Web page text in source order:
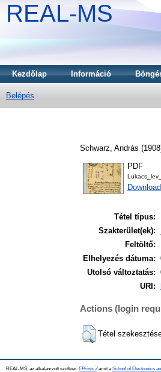
REAL-MS
Kezdőlap Információ
Belépés
Schwarz, András
PDF
Tétel típus:
Szakterület(ek):
Feltöltő:
Elhelyezés dátuma:
Utolsó változtatás:
URI:
Actions (login
Tétel
REAL-MS, az alkalamzott szoftver: EPrints 3amit a School of Electronics